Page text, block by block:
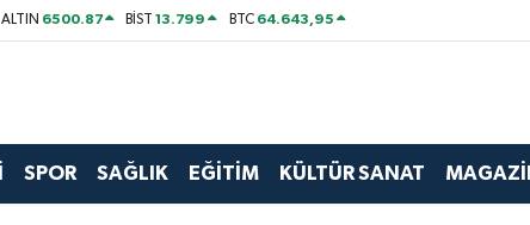
ALTIN 6500.87 BİST13.799 BTC 64.643,95
SPOR SAĞLIK EĞİTİM KÜLTÜR SANAT